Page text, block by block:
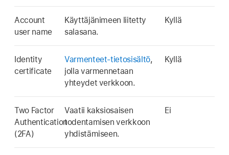
Account
user name
Käyttäjänimeen liitetty
salasana.
Kyllä
Identity
certificate
Varmenteet-tietosisältö,
jolla varmennetaan
yhteydet verkkoon.
Kyllä
Two Factor
Authentication
(2FA)
Vaatii kaksiosaisen
todentamisen verkkoon
yhdistämiseen.
Ei